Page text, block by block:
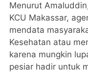
Menurut
KCU Makassar,
mendata
Kesehatan atau
karena mungkin
pesiar hadir untuk